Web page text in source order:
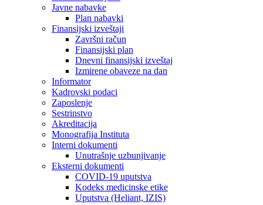
Javne nabavke
Plan nabavki
Finansijski izveštaji
Završni račun
Finansijski plan
Dnevni finansijski izveštaj
Izmirene obaveze na dan
Informator
Kadrovski podaci
Zaposlenje
Sestrinstvo
Akreditacija
Monografija Instituta
Interni dokumenti
Unutrašnje uzbunjivanje
Eksterni dokumenti
COVID-19 uputstva
Kodeks medicinske etike
Uputstva (Heliant, IZIS)